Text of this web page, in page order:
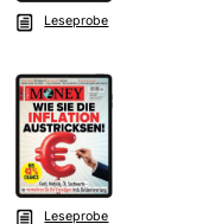
Leseprobe
Leseprobe